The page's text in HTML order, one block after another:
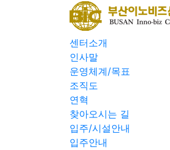
센터소개
인사말
운영체계/목표
조직도
연혁
찾아오시는 길
입주/시설안내
입주안내